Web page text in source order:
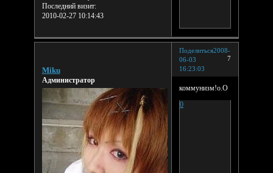
Последний визит:
2010-02-27 10:14:43
Поделиться
7
2008-
06-03
16:23:03
Miku
Администратор
коммунизм!о.О
0